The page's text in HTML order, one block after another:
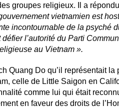
groupes religieux. Il a
vietnamien est
incontournable de la psyché
l’autorité du Parti
au Vietnam ».
Quang Do qu’il représentait la
celle de Little Saigon en
comme lui qui était
en faveur des droits de